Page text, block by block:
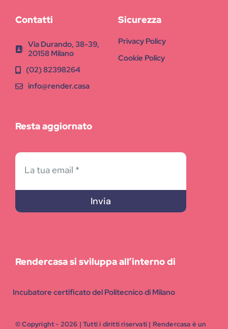
Contatti
Via Durando, 38-39,
20158 Milano
(02) 82398264
info@render.casa
Sicurezza
Privacy Policy
Cookie Policy
Resta aggiornato
Invia
Rendercasa si sviluppa all’interno di
Incubatore certificato del Politecnico di Milano
© Copyright - 2026 | Tutti i diritti riservati | Rendercasa è un